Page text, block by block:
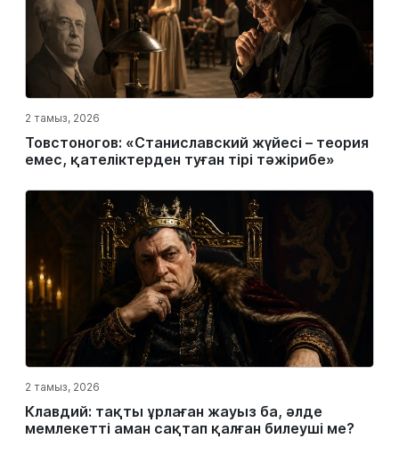
2 тамыз, 2026
Товстоногов: «Станиславский жүйесі – теория
емес, қателіктерден туған тірі тәжірибе»
2 тамыз, 2026
Клавдий: тақты ұрлаған жауыз ба, әлде
мемлекетті аман сақтап қалған билеуші ме?